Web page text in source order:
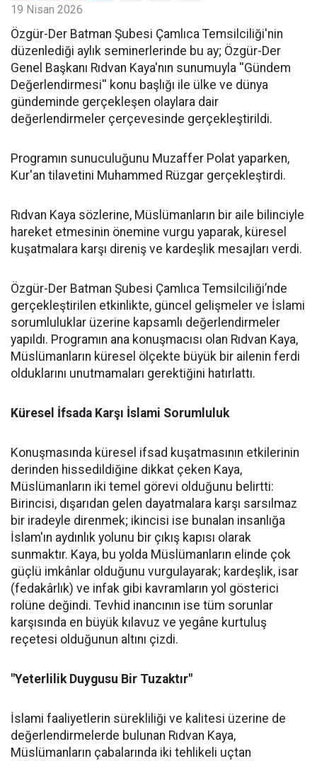
19 Nisan 2026
​Özgür-Der Batman Şubesi Çamlıca Temsilciliği'nin
düzenlediği aylık seminerlerinde bu ay; Özgür-Der
Genel Başkanı Rıdvan Kaya'nın sunumuyla ''Gündem
Değerlendirmesi'' konu başlığı ile ülke ve dünya
gündeminde gerçekleşen olaylara dair
değerlendirmeler çerçevesinde gerçekleştirildi.
Programın sunuculuğunu Muzaffer Polat yaparken,
Kur'an tilavetini Muhammed Rüzgar gerçekleştirdi.
Rıdvan Kaya sözlerine, Müslümanların bir aile bilinciyle
hareket etmesinin önemine vurgu yaparak, küresel
kuşatmalara karşı direniş ve kardeşlik mesajları verdi.
Özgür-Der Batman Şubesi Çamlıca Temsilciliği’nde
gerçekleştirilen etkinlikte, güncel gelişmeler ve İslami
sorumluluklar üzerine kapsamlı değerlendirmeler
yapıldı. Programın ana konuşmacısı olan Rıdvan Kaya,
Müslümanların küresel ölçekte büyük bir ailenin ferdi
olduklarını unutmamaları gerektiğini hatırlattı.
Küresel İfsada Karşı İslami Sorumluluk
Konuşmasında küresel ifsad kuşatmasının etkilerinin
derinden hissedildiğine dikkat çeken Kaya,
Müslümanların iki temel görevi olduğunu belirtti:
Birincisi, dışarıdan gelen dayatmalara karşı sarsılmaz
bir iradeyle direnmek; ikincisi ise bunalan insanlığa
İslam'ın aydınlık yolunu bir çıkış kapısı olarak
sunmaktır. Kaya, bu yolda Müslümanların elinde çok
güçlü imkânlar olduğunu vurgulayarak; kardeşlik, isar
(fedakârlık) ve infak gibi kavramların yol gösterici
rolüne değindi. Tevhid inancının ise tüm sorunlar
karşısında en büyük kılavuz ve yegâne kurtuluş
reçetesi olduğunun altını çizdi.
"Yeterlilik Duygusu Bir Tuzaktır"
İslami faaliyetlerin sürekliliği ve kalitesi üzerine de
değerlendirmelerde bulunan Rıdvan Kaya,
Müslümanların çabalarında iki tehlikeli uçtan